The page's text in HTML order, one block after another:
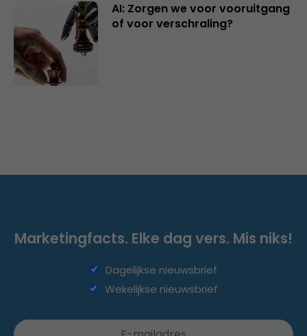
AI: Zorgen we voor vooruitgang
of voor verschraling?
Marketingfacts. Elke dag vers. Mis niks!
Dagelijkse nieuwsbrief
Wekelijkse nieuwsbrief